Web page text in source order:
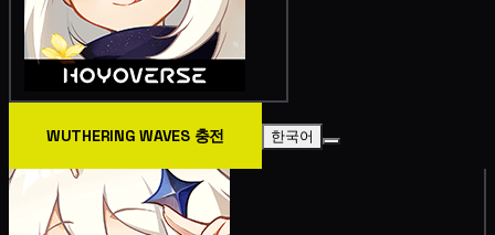
WUTHERING WAVES 충전 한국어